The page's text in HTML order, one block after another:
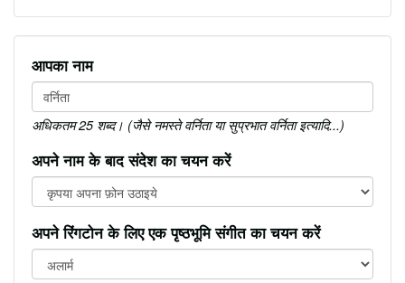
आपका नाम
अधिकतम 25 शब्द। (जैसे नमस्ते वर्निता या सुप्रभात वर्निता इत्यादि...)
अपने नाम के बाद संदेश का चयन करें
अपने रिंगटोन के लिए एक पृष्ठभूमि संगीत का चयन करें